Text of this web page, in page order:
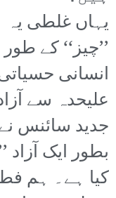
یہاں غلطی
’’چیز‘‘ کے
انسانی
علیحدہ سے
جدید سائنس
بطور ایک آزاد
کیا ہے۔ ہم